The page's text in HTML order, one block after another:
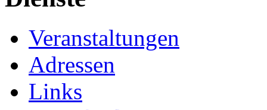
Veranstaltungen
Adressen
Links